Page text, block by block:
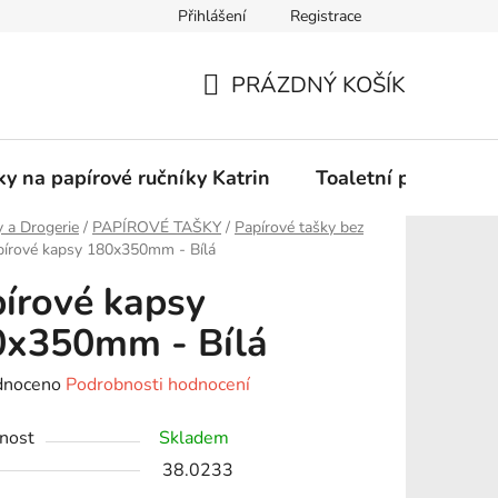
Podmínky ochrany osobních údajů
Přihlášení Registrace
KOŠÍK
PRÁZDNÝ KOŠÍK
na papírové ručníky Katrin Toaletní papír
a Drogerie / PAPÍROVÉ TAŠKY / Papírové tašky bez
kapsy 180x350mm - Bílá
kapsy
- Bílá
Podrobnosti hodnocení
Skladem
38.0233